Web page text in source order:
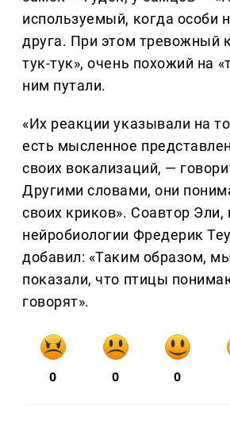
используемый, когда особи
друга. При этом тревожный
тук-тук», очень похожий на
ним путали.
«Их реакции указывали на
есть мысленное
своих вокализаций, —
Другими словами, они
своих криков». Соавтор Эли,
нейробиологии Фредерик
добавил: «Таким образом,
показали, что птицы
говорят».
0 0 0